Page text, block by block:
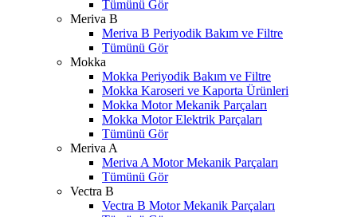
Tümünü Gör
Meriva B
Meriva B Periyodik Bakım ve Filtre
Tümünü Gör
Mokka
Mokka Periyodik Bakım ve Filtre
Mokka Karoseri ve Kaporta Ürünleri
Mokka Motor Mekanik Parçaları
Mokka Motor Elektrik Parçaları
Tümünü Gör
Meriva A
Meriva A Motor Mekanik Parçaları
Tümünü Gör
Vectra B
Vectra B Motor Mekanik Parçaları